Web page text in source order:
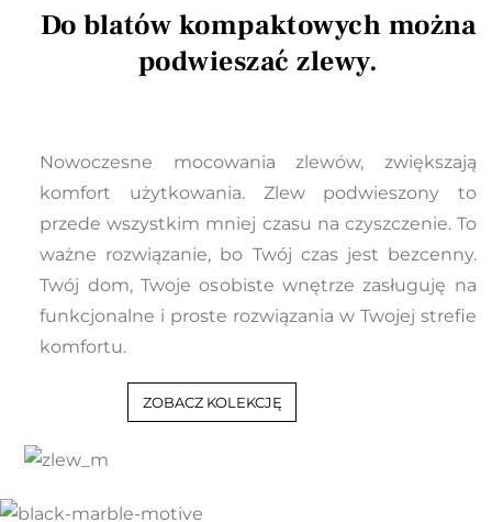
Do blatów kompaktowych można
podwieszać zlewy.
Nowoczesne mocowania zlewów, zwiększają
komfort użytkowania. Zlew podwieszony to
przede wszystkim mniej czasu na czyszczenie. To
ważne rozwiązanie, bo Twój czas jest bezcenny.
Twój dom, Twoje osobiste wnętrze zasługuję na
funkcjonalne i proste rozwiązania w Twojej strefie
komfortu.
ZOBACZ KOLEKCJĘ